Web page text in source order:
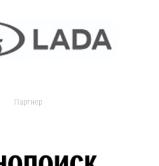
Партнер